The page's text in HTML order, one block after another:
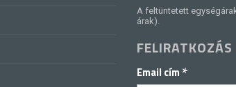
A feltüntetett
árak).
Email cím *